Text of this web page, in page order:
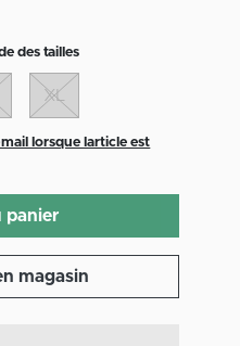
des tailles
XL
lorsque larticle est
panier
magasin